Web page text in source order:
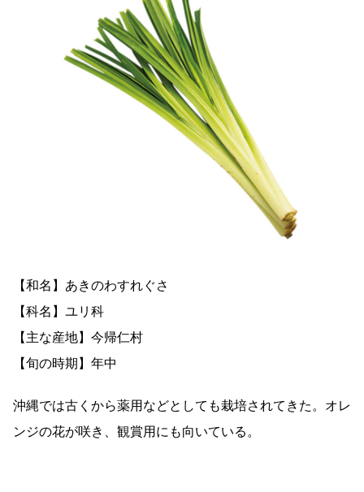
【和名】あきのわすれぐさ
【科名】ユリ科
【主な産地】今帰仁村
【旬の時期】年中
沖縄では古くから薬用などとしても栽培されてきた。オレ
ンジの花が咲き、観賞用にも向いている。